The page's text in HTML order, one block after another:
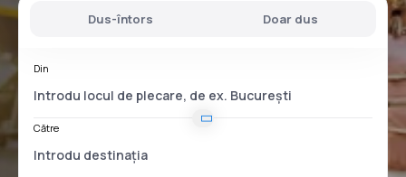
Dus-întors Doar dus
Din
Către